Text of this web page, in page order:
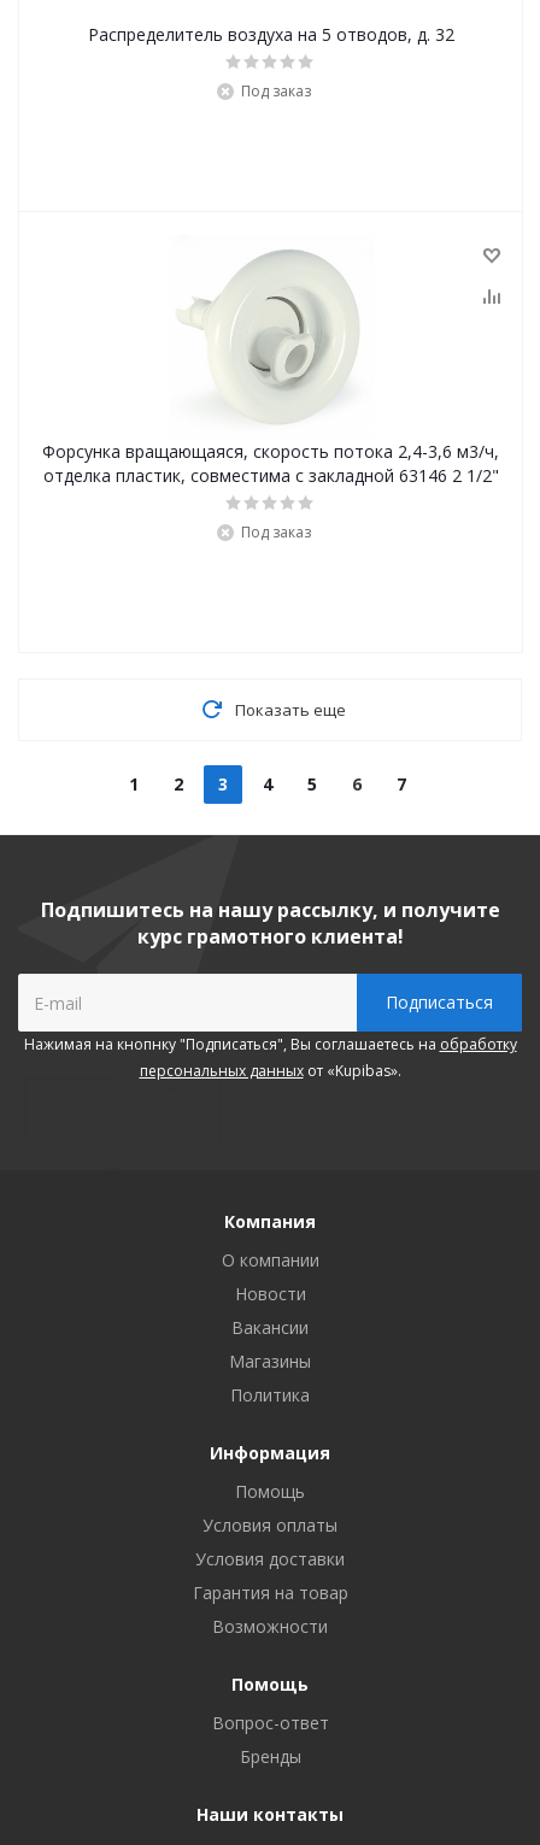
Распределитель воздуха на 5 отводов, д. 32
Под заказ
Форсунка вращающаяся, скорость потока 2,4-3,6 м3/ч,
отделка пластик, совместима с закладной 63146 2 1/2"
Под заказ
Показать еще
1 2 3 4 5 6 7
Подпишитесь на нашу рассылку, и получите
курс грамотного клиента!
Нажимая на кнопнку "Подписаться", Вы соглашаетесь на обработку
персональных данныхот «Kupibas».
Компания
О компании
Новости
Вакансии
Магазины
Политика
Информация
Помощь
Условия оплаты
Условия доставки
Гарантия на товар
Возможности
Помощь
Вопрос-ответ
Бренды
Наши контакты